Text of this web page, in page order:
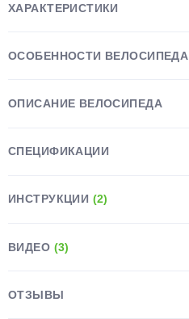
ХАРАКТЕРИСТИКИ
ОСОБЕННОСТИ ВЕЛОСИПЕДА
ОПИСАНИЕ ВЕЛОСИПЕДА
СПЕЦИФИКАЦИИ
ИНСТРУКЦИИ (2)
ВИДЕО (3)
ОТЗЫВЫ